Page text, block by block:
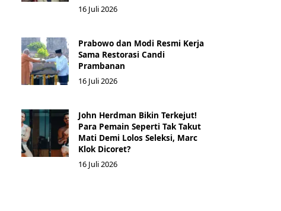
16 Juli 2026
Prabowo dan Modi Resmi Kerja
Sama Restorasi Candi
Prambanan
16 Juli 2026
John Herdman Bikin Terkejut!
Para Pemain Seperti Tak Takut
Mati Demi Lolos Seleksi, Marc
Klok Dicoret?
16 Juli 2026